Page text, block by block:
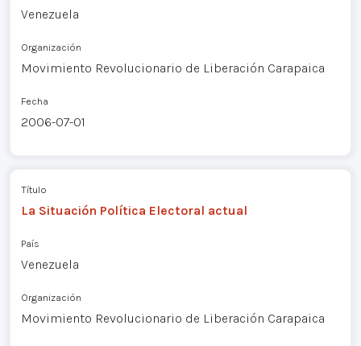
Venezuela
Organización
Movimiento Revolucionario de Liberación Carapaica
Fecha
2006-07-01
Título
La Situación Política Electoral actual
País
Venezuela
Organización
Movimiento Revolucionario de Liberación Carapaica